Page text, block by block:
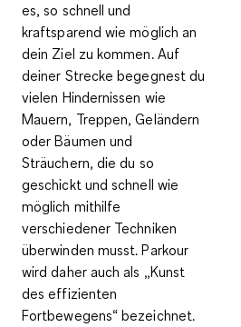
es, so schnell und
kraftsparend wie möglich an
dein Ziel zu kommen. Auf
deiner Strecke begegnest du
vielen Hindernissen wie
Mauern, Treppen, Geländern
oder Bäumen und
Sträuchern, die du so
geschickt und schnell wie
möglich mithilfe
verschiedener Techniken
überwinden musst. Parkour
wird daher auch als „Kunst
des effizienten
Fortbewegens“ bezeichnet.